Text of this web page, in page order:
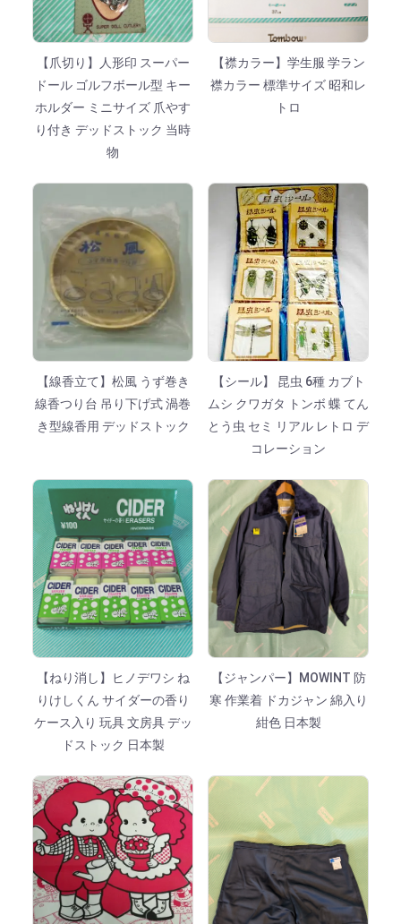
【爪切り】人形印 スーパー
ドール ゴルフボール型 キー
ホルダー ミニサイズ 爪やす
り付き デッドストック 当時
物
【襟カラー】学生服 学ラン
襟カラー 標準サイズ 昭和レ
トロ
【線香立て】松風 うず巻き
線香つり台 吊り下げ式 渦巻
き型線香用 デッドストック
【シール】 昆虫 6種 カブト
ムシ クワガタ トンボ 蝶 てん
とう虫 セミ リアル レトロ デ
コレーション
【ねり消し】ヒノデワシ ね
りけしくん サイダーの香り
ケース入り 玩具 文房具 デッ
ドストック 日本製
【ジャンパー】MOWINT 防
寒 作業着 ドカジャン 綿入り
紺色 日本製